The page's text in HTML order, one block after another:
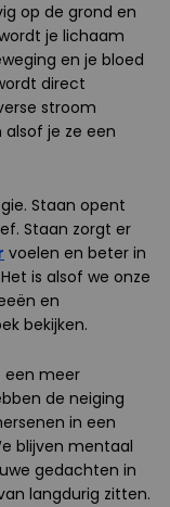
op de grond en
je lichaam
en je bloed
direct
stroom
je ze een
Staan opent
Staan zorgt er
voelen en beter in
is alsof we onze
en
bekijken.
een meer
de neiging
in een
blijven mentaal
gedachten in
langdurig zitten.